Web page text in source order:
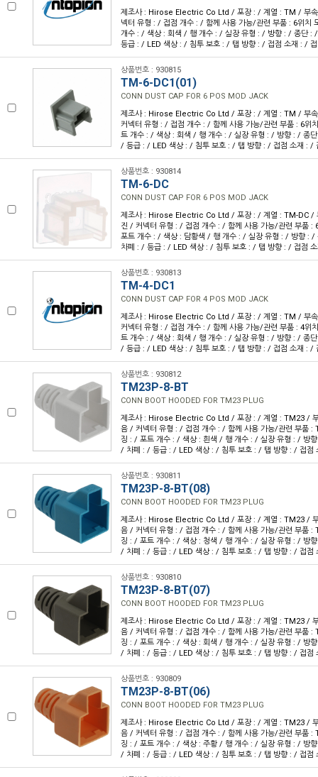
제조사 : Hirose Electric Co Ltd / 포장 : / 계열 : TM / 부속
넥터 유형 : / 접점 개수 : / 함께 사용 가능/관련 부품 : 6위치
개수 : / 색상 : 회색 / 행 개수 : / 실장 유형 : / 방향 : / 종단 :
등급 : / LED 색상 : / 침투 보호 : / 탭 방향 : / 접점 소재 : /
상품번호 : 930815
TM-6-DC1(01)
CONN DUST CAP FOR 6 POS MOD JACK
제조사 : Hirose Electric Co Ltd / 포장 : / 계열 : TM / 부속
커넥터 유형 : / 접점 개수 : / 함께 사용 가능/관련 부품 : 6위
트 개수 : / 색상 : 회색 / 행 개수 : / 실장 유형 : / 방향 : / 종
/ 등급 : / LED 색상 : / 침투 보호 : / 탭 방향 : / 접점 소재 : /
상품번호 : 930814
TM-6-DC
CONN DUST CAP FOR 6 POS MOD JACK
제조사 : Hirose Electric Co Ltd / 포장 : / 계열 : TM-DC /
진 / 커넥터 유형 : / 접점 개수 : / 함께 사용 가능/관련 부품 :
포트 개수 : / 색상 : 담황색 / 행 개수 : / 실장 유형 : / 방향 :
차폐 : / 등급 : / LED 색상 : / 침투 보호 : / 탭 방향 : / 접점
상품번호 : 930813
TM-4-DC1
CONN DUST CAP FOR 4 POS MOD JACK
제조사 : Hirose Electric Co Ltd / 포장 : / 계열 : TM / 부속
커넥터 유형 : / 접점 개수 : / 함께 사용 가능/관련 부품 : 4위
트 개수 : / 색상 : 회색 / 행 개수 : / 실장 유형 : / 방향 : / 종
/ 등급 : / LED 색상 : / 침투 보호 : / 탭 방향 : / 접점 소재 : /
상품번호 : 930812
TM23P-8-BT
CONN BOOT HOODED FOR TM23 PLUG
제조사 : Hirose Electric Co Ltd / 포장 : / 계열 : TM23 / 부
음 / 커넥터 유형 : / 접점 개수 : / 함께 사용 가능/관련 부품 :
징 : / 포트 개수 : / 색상 : 흰색 / 행 개수 : / 실장 유형 : / 방
/ 차폐 : / 등급 : / LED 색상 : / 침투 보호 : / 탭 방향 : / 접점
상품번호 : 930811
TM23P-8-BT(08)
CONN BOOT HOODED FOR TM23 PLUG
제조사 : Hirose Electric Co Ltd / 포장 : / 계열 : TM23 / 부
음 / 커넥터 유형 : / 접점 개수 : / 함께 사용 가능/관련 부품 :
징 : / 포트 개수 : / 색상 : 청색 / 행 개수 : / 실장 유형 : / 방
/ 차폐 : / 등급 : / LED 색상 : / 침투 보호 : / 탭 방향 : / 접점
상품번호 : 930810
TM23P-8-BT(07)
CONN BOOT HOODED FOR TM23 PLUG
제조사 : Hirose Electric Co Ltd / 포장 : / 계열 : TM23 / 부
음 / 커넥터 유형 : / 접점 개수 : / 함께 사용 가능/관련 부품 :
징 : / 포트 개수 : / 색상 : 회색 / 행 개수 : / 실장 유형 : / 방
/ 차폐 : / 등급 : / LED 색상 : / 침투 보호 : / 탭 방향 : / 접점
상품번호 : 930809
TM23P-8-BT(06)
CONN BOOT HOODED FOR TM23 PLUG
제조사 : Hirose Electric Co Ltd / 포장 : / 계열 : TM23 / 부
음 / 커넥터 유형 : / 접점 개수 : / 함께 사용 가능/관련 부품 :
징 : / 포트 개수 : / 색상 : 주황 / 행 개수 : / 실장 유형 : / 방
/ 차폐 : / 등급 : / LED 색상 : / 침투 보호 : / 탭 방향 : / 접점